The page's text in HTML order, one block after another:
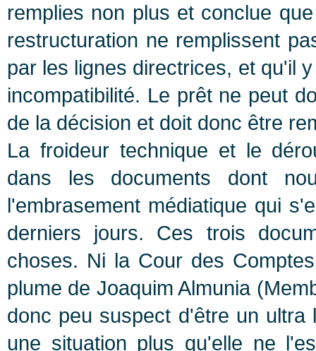
remplies non plus et conclue
restructuration ne remplissent
par les lignes directrices, et qu'il
incompatibilité. Le prêt ne peut
de la décision et doit donc être
La froideur technique et le
dans les documents dont
l'embrasement médiatique qui
derniers jours. Ces trois
choses. Ni la Cour des
plume de Joaquim Almunia
donc peu suspect d'être un
une situation plus qu'elle ne